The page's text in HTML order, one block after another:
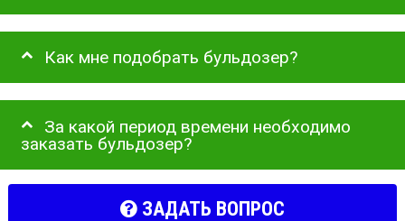
Как мне подобрать бульдозер?
За какой период времени необходимо
заказать бульдозер?
ЗАДАТЬ ВОПРОС